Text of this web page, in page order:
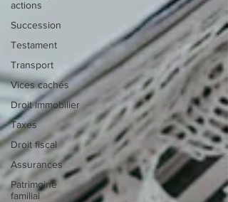
actions
Succession
Testament
Transport
Vices cachés
Droit immobilier
Taxes
Droit fiscal
Assurances
Patrimoine
familial